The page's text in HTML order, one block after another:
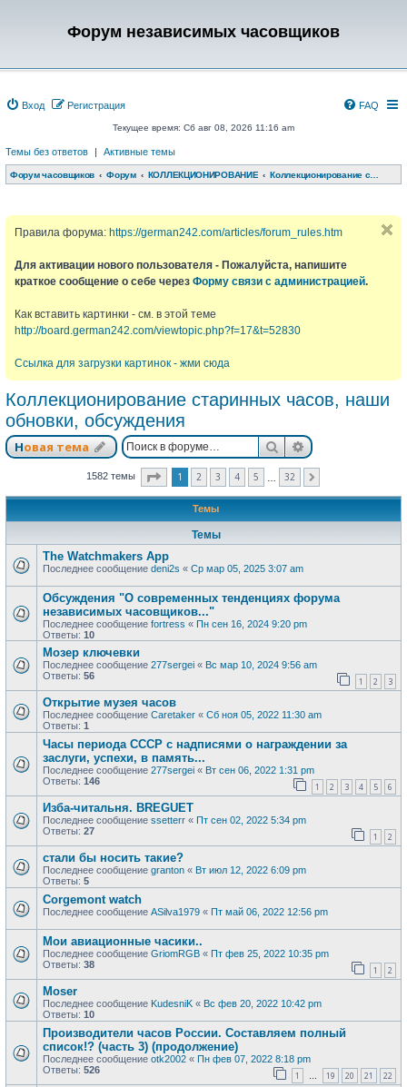
Форум независимых часовщиков
Вход Регистрация FAQ
Текущее время: Сб авг 08, 2026 11:16 am
Темы без ответов | Активные темы
Форум часовщиков Форум КОЛЛЕКЦИОНИРОВАНИЕ
Правила форума: https://german242.com/articles/forum_rules.htm
Для активации нового пользователя - Пожалуйста, напишите
краткое сообщение о себе через Форму связи с администрацией.
Как вставить картинки - см. в этой теме
http://board.german242.com/viewtopic.php?f=17&t=52830
Ссылка для загрузки картинок - жми сюда
Коллекционирование старинных часов, наши
обновки, обсуждения
Новая тема ПоискРасширенный
1582 темы Страница из
1 2 3 4 5 32
Темы
Темы
The Watchmakers App
Последнее сообщение deni2s « Ср мар 05, 2025 3:07 am
Обсуждения "О современных тенденциях форума
независимых часовщиков..."
Последнее сообщение fortress « Пн сен 16, 2024 9:20 pm
Ответы: 10
Мозер ключевки
Последнее сообщение 277sergei « Вс мар 10, 2024 9:56 am
Ответы: 56 1 2 3
Открытие музея часов
Последнее сообщение Caretaker « Сб ноя 05, 2022 11:30 am
Ответы: 1
Часы периода СССР с надписями о награждении за
заслуги, успехи, в память...
Последнее сообщение 277sergei « Вт сен 06, 2022 1:31 pm
Ответы: 146 1 2 3 4 5 6
Изба-читальня. BREGUET
Последнее сообщение ssetterr « Пт сен 02, 2022 5:34 pm
Ответы: 27 1 2
стали бы носить такие?
Последнее сообщение granton « Вт июл 12, 2022 6:09 pm
Ответы: 5
Corgemont watch
Последнее сообщение ASilva1979 « Пт май 06, 2022 12:56 pm
Мои авиационные часики..
Последнее сообщение GriomRGB « Пт фев 25, 2022 10:35 pm
Ответы: 38 1 2
Moser
Последнее сообщение KudesniK « Вс фев 20, 2022 10:42 pm
Ответы: 10
Производители часов России. Составляем полный
список!? (часть 3) (продолжение)
Последнее сообщение otk2002 « Пн фев 07, 2022 8:18 pm
Ответы: 526 1 … 19 20 21 22